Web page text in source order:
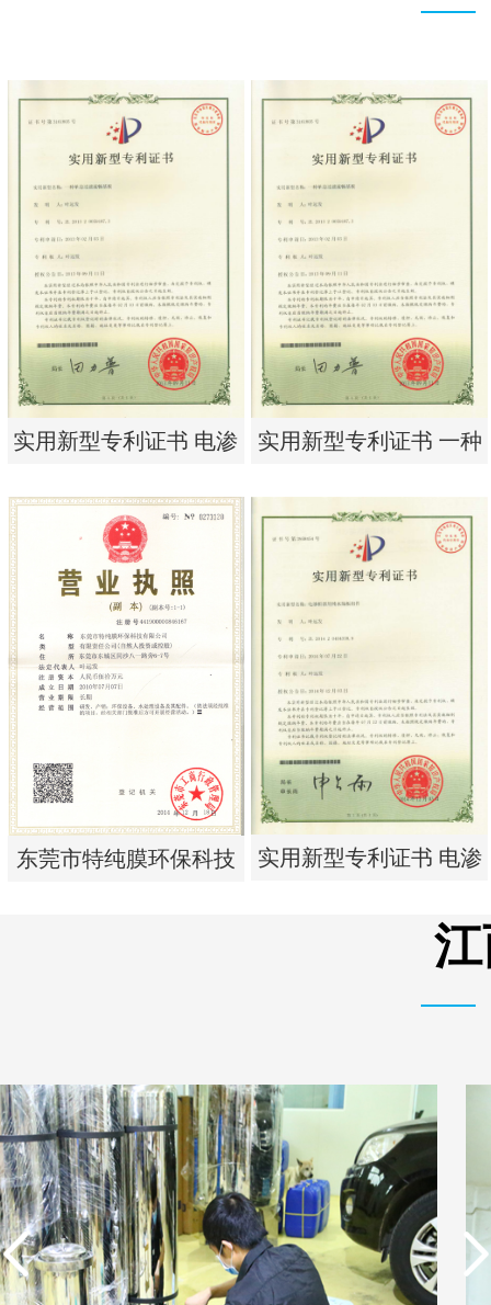
实用新型专利证书 电渗
实用新型专利证书 电渗
析器用浓水隔板组件
实用新型专利证书 一种
实用新型专利证书 一种
单边过滤流畅基板
东莞市特纯膜环保科技
有限公司营业执照
实用新型专利证书 电渗
析器用纯水隔板组件